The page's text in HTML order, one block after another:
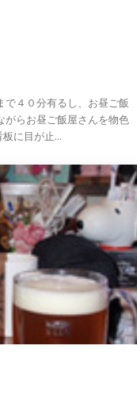
がらお昼ご飯屋さんを物色
に目が止...